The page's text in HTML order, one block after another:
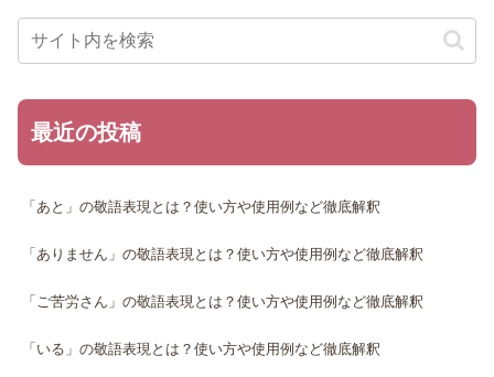
最近の投稿
「あと」の敬語表現とは？使い方や使用例など徹底解釈
「ありません」の敬語表現とは？使い方や使用例など徹底解釈
「ご苦労さん」の敬語表現とは？使い方や使用例など徹底解釈
「いる」の敬語表現とは？使い方や使用例など徹底解釈